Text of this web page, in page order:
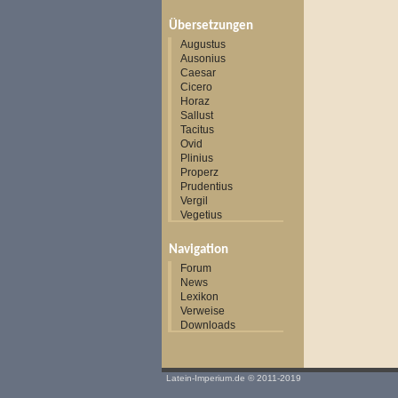
Übersetzungen
Augustus
Ausonius
Caesar
Cicero
Horaz
Sallust
Tacitus
Ovid
Plinius
Properz
Prudentius
Vergil
Vegetius
Navigation
Forum
News
Lexikon
Verweise
Downloads
Latein-Imperium.de © 2011-2019